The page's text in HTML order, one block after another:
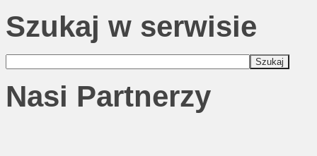
Szukaj w serwisie
Nasi Partnerzy